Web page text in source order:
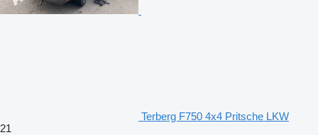
Terberg F750 4x4 Pritsche LKW
21